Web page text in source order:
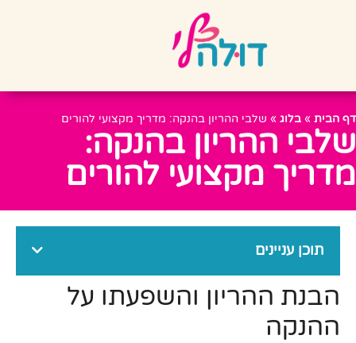
דף הבית » בלוג » שלבי ההריון בהנקה: מדריך מקצועי להורים
שלבי ההריון בהנקה:
מדריך מקצועי להורים
תוכן עניינים
הבנת ההריון והשפעתו על
ההנקה